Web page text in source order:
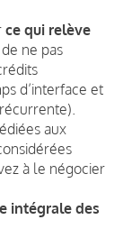
ce qui relève
ne pas
d’interface et
aux
à le négocier
intégrale des